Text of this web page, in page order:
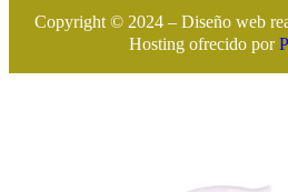
Copyright © 2024 – Diseño web
Hosting ofrecido por